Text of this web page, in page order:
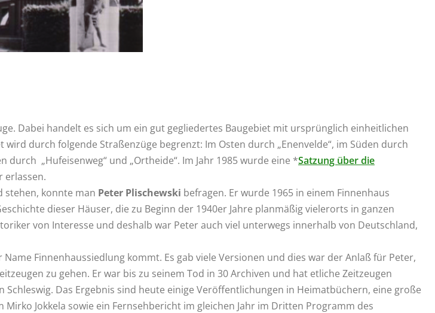
Dabei handelt es sich um ein gut gegliedertes Baugebiet mit ursprünglich einheitlichen
durch folgende Straßenzüge begrenzt: Im Osten durch „Enenvelde“, im Süden durch
durch „Hufeisenweg“ und „Ortheide“. Im Jahr 1985 wurde eine *Satzung über die
erlassen.
stehen, konnte man Peter Plischewski befragen. Er wurde 1965 in einem Finnenhaus
dieser Häuser, die zu Beginn der 1940er Jahre planmäßig vielerorts in ganzen
von Interesse und deshalb war Peter auch viel unterwegs innerhalb von Deutschland,
Finnenhaussiedlung kommt. Es gab viele Versionen und dies war der Anlaß für Peter,
zu gehen. Er war bis zu seinem Tod in 30 Archiven und hat etliche Zeitzeugen
Das Ergebnis sind heute einige Veröffentlichungen in Heimatbüchern, eine große
Jokkela sowie ein Fernsehbericht im gleichen Jahr im Dritten Programm des